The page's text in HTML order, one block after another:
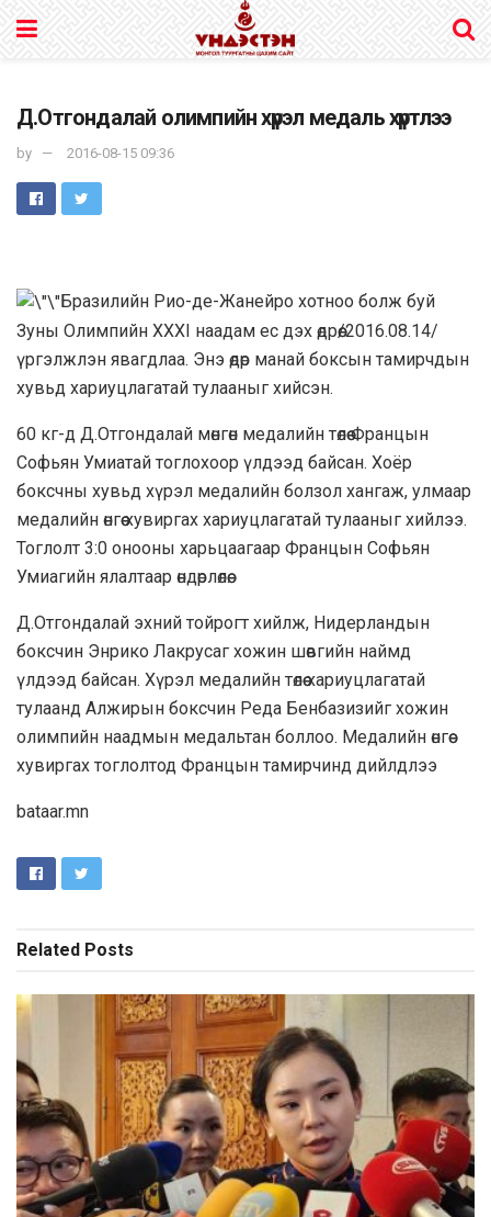
Д.Отгондалай олимпийн хүрэл медаль хүртлээ
by 2016-08-15 09:36
Бразилийн Рио-де-Жанейро хотноо болж буй
Зуны Олимпийн XXXI наадам ес дэх өдрөө/2016.08.14/
үргэлжлэн явагдлаа. Энэ өдөр манай боксын тамирчдын
хувьд хариуцлагатай тулааныг хийсэн.
60 кг-д Д.Отгондалай мөнгөн медалийн төлөө Францын
Софьян Умиатай тоглохоор үлдээд байсан. Хоёр
боксчны хувьд хүрэл медалийн болзол хангаж, улмаар
медалийн өнгөө хувиргах хариуцлагатай тулааныг хийлээ.
Тоглолт 3:0 онооны харьцаагаар Францын Софьян
Умиагийн ялалтаар өндөрлөлөө.
Д.Отгондалай эхний тойрогт хийлж, Нидерландын
боксчин Энрико Лакрусаг хожин шөвгийн наймд
үлдээд байсан. Хүрэл медалийн төлөө хариуцлагатай
тулаанд Алжирын боксчин Реда Бенбазизийг хожин
олимпийн наадмын медальтан боллоо. Медалийн өнгөө
хувиргах тоглолтод Францын тамирчинд дийлдлээ
bataar.mn
Related Posts